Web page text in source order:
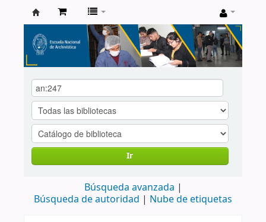
Catálogo
de
Biblioteca
ENA
Ir
Búsqueda avanzada
Búsqueda de autoridad
Nube de etiquetas